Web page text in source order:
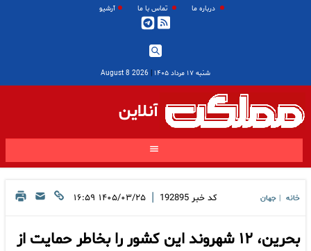
درباره ما تماس با ما آرشیو
شنبه ۱۷ مرداد ۱۴۰۵ |
2026 August 8
آنلاین
خانه جهان کد خبر 192895
| ۱۴۰۵/۰۳/۲۵ ۱۶:۵۹
بحرین، ۱۲ شهروند این کشور را بخاطر حمایت از